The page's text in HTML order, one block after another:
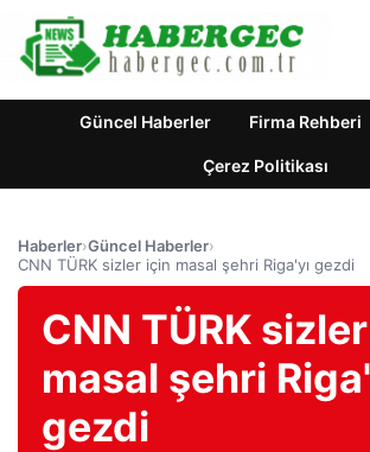
Güncel Haberler Firma Rehberi
Çerez Politikası
Haberler›Güncel Haberler›
CNN TÜRK sizler için masal şehri Riga'yı gezdi
CNN TÜRK
masal şehri
gezdi